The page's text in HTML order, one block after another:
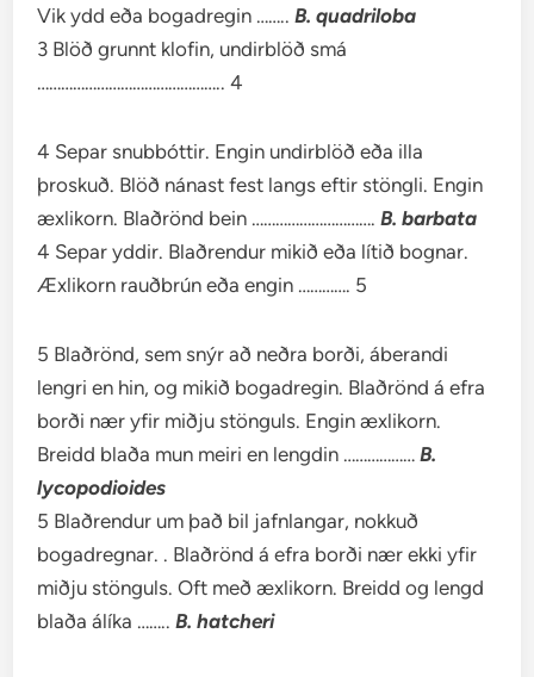
Vik ydd eða bogadregin ……..B. quadriloba
3 Blöð grunnt klofin, undirblöð smá
……………………………………….. 4
4 Separ snubbóttir. Engin undirblöð eða illa
þroskuð. Blöð nánast fest langs eftir stöngli. Engin
æxlikorn. Blaðrönd bein ………………………….B. barbata
4 Separ yddir. Blaðrendur mikið eða lítið bognar.
Æxlikorn rauðbrún eða engin …………. 5
5 Blaðrönd, sem snýr að neðra borði, áberandi
lengri en hin, og mikið bogadregin. Blaðrönd á efra
borði nær yfir miðju stönguls. Engin æxlikorn.
Breidd blaða mun meiri en lengdin ………………B.
lycopodioides
5 Blaðrendur um það bil jafnlangar, nokkuð
bogadregnar. . Blaðrönd á efra borði nær ekki yfir
miðju stönguls. Oft með æxlikorn. Breidd og lengd
blaða álíka ……..B. hatcheri